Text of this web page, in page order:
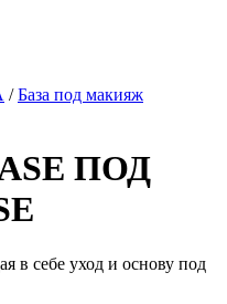
/ База под макияж
ПОД
в себе уход и основу под